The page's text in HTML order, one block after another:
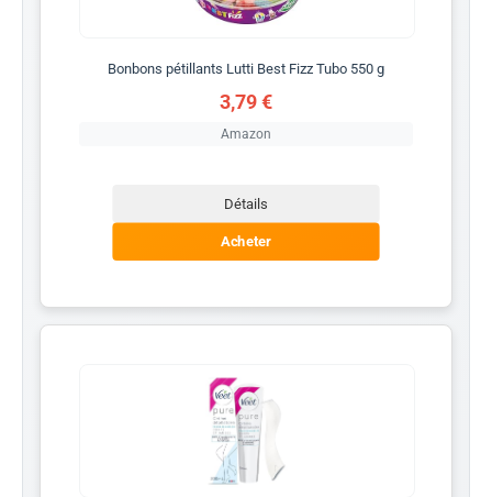
Bonbons pétillants Lutti Best Fizz Tubo 550 g
3,79 €
Amazon
Détails
Acheter